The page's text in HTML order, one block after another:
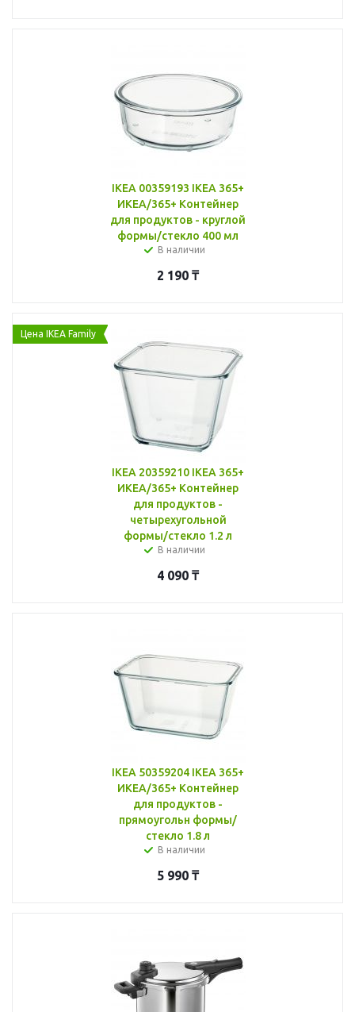
IKEA 00359193 IKEA 365+
ИКЕА/365+ Контейнер
для продуктов - круглой
формы/стекло 400 мл
В наличии
2 190 ₸
Цена IKEA Family
IKEA 20359210 IKEA 365+
ИКЕА/365+ Контейнер
для продуктов -
четырехугольной
формы/стекло 1.2 л
В наличии
4 090 ₸
IKEA 50359204 IKEA 365+
ИКЕА/365+ Контейнер
для продуктов -
прямоугольн формы/
стекло 1.8 л
В наличии
5 990 ₸